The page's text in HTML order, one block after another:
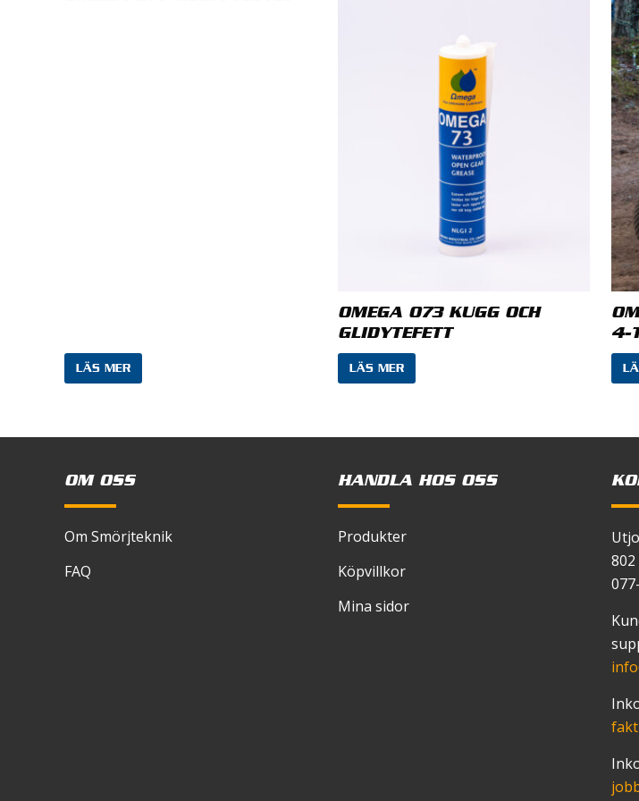
Spara mitt namn, min e-postadress
LÄS MER
OMEGA 073 KUGG OCH
GLIDYTEFETT
LÄS MER
4-
OM OSS
Om Smörjteknik
FAQ
HANDLA HOS OSS
Produkter
Köpvillkor
Mina sidor
802
info